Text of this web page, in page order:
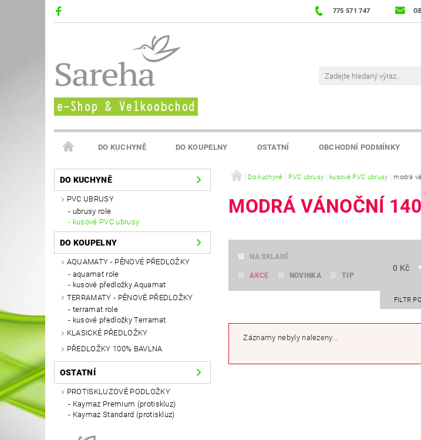
775 571 747
DO KUCHYNĚ DO KOUPELNY OSTATNÍ OBCHODNÍ PODMÍNKY
VELKOOBCHOD SAREHA
DO KUCHYNĚ
PVC UBRUSY
ubrusy role
kusové PVC ubrusy
DO KOUPELNY
AQUAMATY - PĚNOVÉ PŘEDLOŽKY
aquamat role
kusové předložky Aquamat
TERRAMATY - PĚNOVÉ PŘEDLOŽKY
terramat role
kusové předložky Terramat
KLASICKÉ PŘEDLOŽKY
PŘEDLOŽKY 100% BAVLNA
OSTATNÍ
PROTISKLUZOVÉ PODLOŽKY
Kaymaz Premium (protiskluz)
Kaymaz Standard (protiskluz)
Do kuchyně PVC ubrusy kusové PVC ubrusy modrá
MODRÁ VÁNOČNÍ
NA SKLADĚ
AKCE NOVINKA TIP
0 Kč
FILTR
Záznamy nebyly nalezeny...